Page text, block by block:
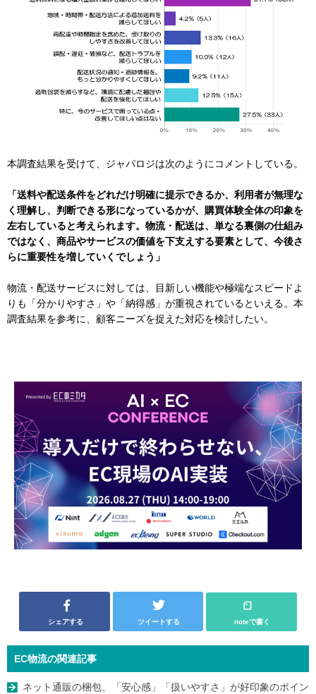
本調査結果を受けて、ジャパロジは次のようにコメントしている。
「送料や配送条件をどれだけ明確に提示できるか、利用者が無理な
く理解し、判断できる形になっているかが、購買体験全体の印象を
左右していると考えられます。物流・配送は、単なる裏側の仕組み
ではなく、商品やサービスの価値を下支えする要素として、今後さ
らに重要性を増していくでしょう」
物流・配送サービスに対しては、目新しい機能や極端なスピードよ
りも「分かりやすさ」や「納得感」が重視されているといえる。本
調査結果を参考に、顧客ニーズを捉えた対応を検討したい。
シェアする ツイートする noteで書く
EC物流の関連記事
ネット通販の梱包、「安心感」「扱いやすさ」が好印象のポイン